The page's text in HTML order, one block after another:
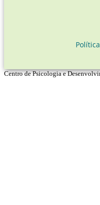
Centro de Psicologia e